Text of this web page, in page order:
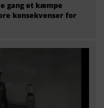
gang et kæmpe
konsekvenser for